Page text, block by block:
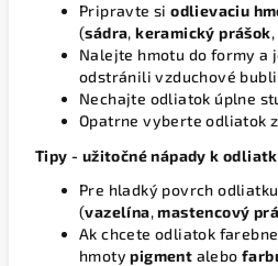
Pripravte siodlievaciu
(sádra,keramický prášok,
Nalejte hmotu do formy a
odstránili vzduchové
Nechajte odliatok úplne
Opatrne vyberte odliatok
Tipy - užitočné nápady k
Pre hladký povrch
(vazelína,mastencový
Ak chcete odliatok
hmotypigment alebo